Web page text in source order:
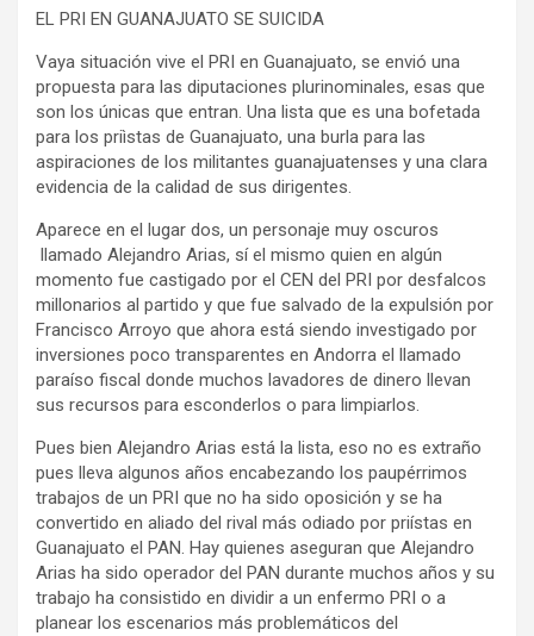
EL PRI EN GUANAJUATO SE SUICIDA
Vaya situación vive el PRI en Guanajuato, se envió una
propuesta para las diputaciones plurinominales, esas que
son los únicas que entran. Una lista que es una bofetada
para los priìstas de Guanajuato, una burla para las
aspiraciones de los militantes guanajuatenses y una clara
evidencia de la calidad de sus dirigentes.
Aparece en el lugar dos, un personaje muy oscuros
llamado Alejandro Arias, sí el mismo quien en algún
momento fue castigado por el CEN del PRI por desfalcos
millonarios al partido y que fue salvado de la expulsión por
Francisco Arroyo que ahora está siendo investigado por
inversiones poco transparentes en Andorra el llamado
paraíso fiscal donde muchos lavadores de dinero llevan
sus recursos para esconderlos o para limpiarlos.
Pues bien Alejandro Arias está la lista, eso no es extraño
pues lleva algunos años encabezando los paupérrimos
trabajos de un PRI que no ha sido oposición y se ha
convertido en aliado del rival más odiado por priístas en
Guanajuato el PAN. Hay quienes aseguran que Alejandro
Arias ha sido operador del PAN durante muchos años y su
trabajo ha consistido en dividir a un enfermo PRI o a
planear los escenarios más problemáticos del